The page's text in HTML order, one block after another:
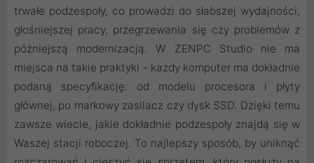
trwałe podzespoły, co prowadzi do słabszej wydajności,
głośniejszej pracy, przegrzewania się czy problemów z
późniejszą modernizacją. W ZENPC Studio nie ma
miejsca na takie praktyki - każdy komputer ma dokładnie
podaną specyfikację: od modelu procesora i płyty
głównej, po markowy zasilacz czy dysk SSD. Dzięki temu
zawsze wiecie, jakie dokładnie podzespoły znajdą się w
Waszej stacji roboczej. To najlepszy sposób, by uniknąć